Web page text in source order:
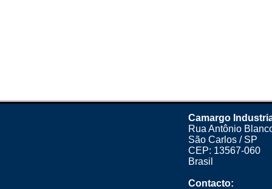
Camargo
Rua Antônio
São Carlos / SP
CEP: 13567-060
Brasil
Contacto: